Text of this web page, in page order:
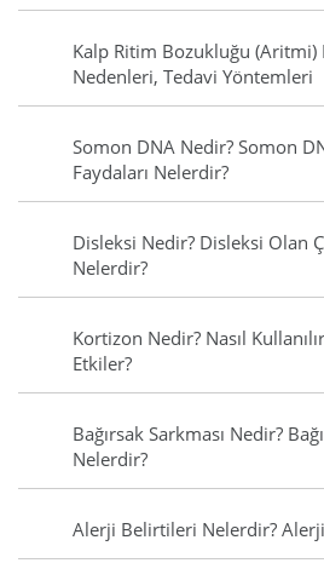
Kalp Ritim Bozukluğu
Nedenleri, Tedavi Yöntemleri
Somon DNA Nedir? Somon
Faydaları Nelerdir?
Disleksi Nedir? Disleksi Olan
Nelerdir?
Kortizon Nedir? Nasıl
Etkiler?
Bağırsak Sarkması Nedir?
Nelerdir?
Alerji Belirtileri Nelerdir?